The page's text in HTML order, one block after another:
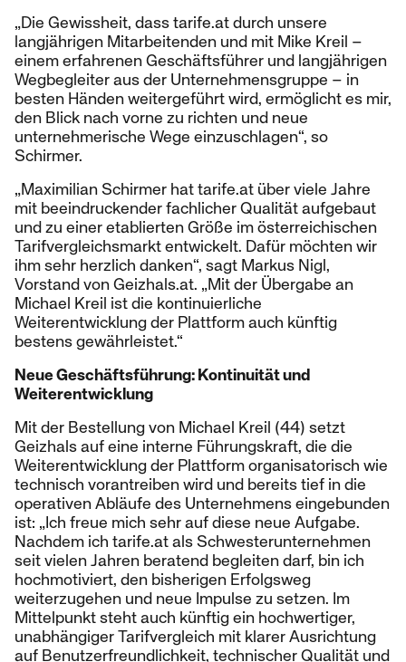
„Die Gewissheit, dass tarife.at durch unsere
langjährigen Mitarbeitenden und mit Mike Kreil –
einem erfahrenen Geschäftsführer und langjährigen
Wegbegleiter aus der Unternehmensgruppe – in
besten Händen weitergeführt wird, ermöglicht es mir,
den Blick nach vorne zu richten und neue
unternehmerische Wege einzuschlagen“, so
Schirmer.
„Maximilian Schirmer hat tarife.at über viele Jahre
mit beeindruckender fachlicher Qualität aufgebaut
und zu einer etablierten Größe im österreichischen
Tarifvergleichsmarkt entwickelt. Dafür möchten wir
ihm sehr herzlich danken“, sagt Markus Nigl,
Vorstand von Geizhals.at. „Mit der Übergabe an
Michael Kreil ist die kontinuierliche
Weiterentwicklung der Plattform auch künftig
bestens gewährleistet.“
Neue Geschäftsführung: Kontinuität und
Weiterentwicklung
Mit der Bestellung von Michael Kreil (44) setzt
Geizhals auf eine interne Führungskraft, die die
Weiterentwicklung der Plattform organisatorisch wie
technisch vorantreiben wird und bereits tief in die
operativen Abläufe des Unternehmens eingebunden
ist: „Ich freue mich sehr auf diese neue Aufgabe.
Nachdem ich tarife.at als Schwesterunternehmen
seit vielen Jahren beratend begleiten darf, bin ich
hochmotiviert, den bisherigen Erfolgsweg
weiterzugehen und neue Impulse zu setzen. Im
Mittelpunkt steht auch künftig ein hochwertiger,
unabhängiger Tarifvergleich mit klarer Ausrichtung
auf Benutzerfreundlichkeit, technischer Qualität und